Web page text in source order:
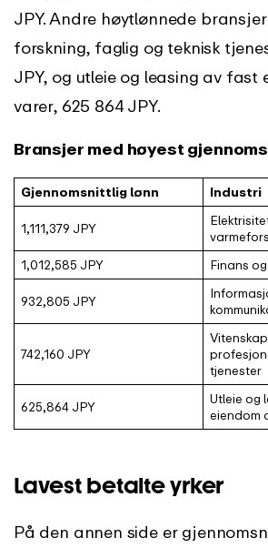
JPY. Andre høytlønnede
forskning, faglig og teknisk
JPY, og utleie og leasing av fast
varer, 625 864 JPY.
Bransjer med høyest
Gjennomsnittlig lønn Industri
1,111,379 JPY
1,012,585 JPY
Finans
932,805 JPY
742,160 JPY
tjenester
625,864 JPY
Utleie og
eiendom
Lavest betalte yrker
På den annen side er